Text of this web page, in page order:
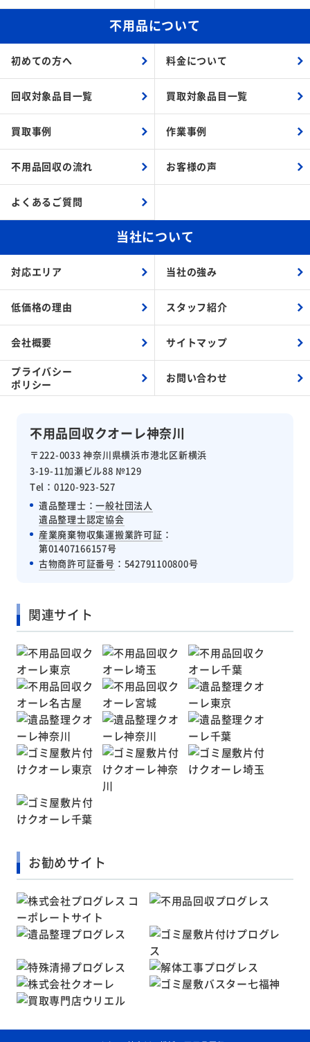
不用品回収クオーレ神奈川
〒222-0033 神奈川県横浜市港北区新横浜
3-19-11加瀬ビル88 №129
Tel：0120-923-527
遺品整理士：一般社団法人
遺品整理士認定協会
産業廃棄物収集運搬業許可証 ：
第01407166157号
古物商許可証番号 ：542791100800号
不用品について
初めての方へ 料金について
回収対象品目一覧 買取対象品目一覧
買取事例 作業事例
不用品回収の流れ お客様の声
よくあるご質問
当社について
対応エリア 当社の強み
低価格の理由 スタッフ紹介
会社概要 サイトマップ
プライバシー
ポリシー
お問い合わせ
関連サイト
お勧めサイト